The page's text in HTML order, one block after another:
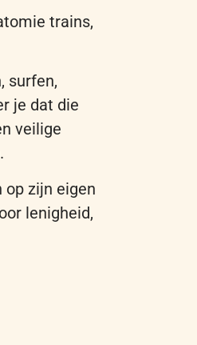
trains,
surfen,
je dat die
veilige
zijn eigen
lenigheid,